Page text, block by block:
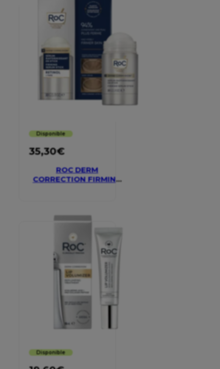
Disponible
35,30€
ROC DERM
CORRECTION FIRMING
Disponible